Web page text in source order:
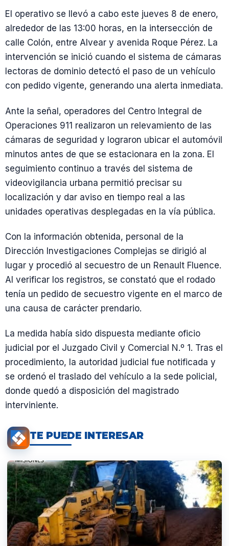
El operativo se llevó a cabo este jueves 8 de enero,
alrededor de las 13:00 horas, en la intersección de
calle Colón, entre Alvear y avenida Roque Pérez. La
intervención se inició cuando el sistema de cámaras
lectoras de dominio detectó el paso de un vehículo
con pedido vigente, generando una alerta inmediata.
Ante la señal, operadores del Centro Integral de
Operaciones 911 realizaron un relevamiento de las
cámaras de seguridad y lograron ubicar el automóvil
minutos antes de que se estacionara en la zona. El
seguimiento continuo a través del sistema de
videovigilancia urbana permitió precisar su
localización y dar aviso en tiempo real a las
unidades operativas desplegadas en la vía pública.
Con la información obtenida, personal de la
Dirección Investigaciones Complejas se dirigió al
lugar y procedió al secuestro de un Renault Fluence.
Al verificar los registros, se constató que el rodado
tenía un pedido de secuestro vigente en el marco de
una causa de carácter prendario.
La medida había sido dispuesta mediante oficio
judicial por el Juzgado Civil y Comercial N.º 1. Tras el
procedimiento, la autoridad judicial fue notificada y
se ordenó el traslado del vehículo a la sede policial,
donde quedó a disposición del magistrado
interviniente.
TE PUEDE INTERESAR